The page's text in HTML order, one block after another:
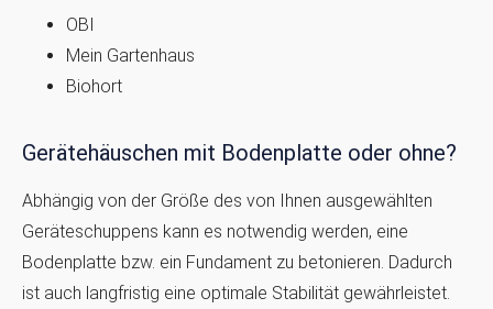
OBI
Mein Gartenhaus
Biohort
Gerätehäuschen mit Bodenplatte oder ohne?
Abhängig von der Größe des von Ihnen ausgewählten
Geräteschuppens kann es notwendig werden, eine
Bodenplatte bzw. ein Fundament zu betonieren. Dadurch
ist auch langfristig eine optimale Stabilität gewährleistet.